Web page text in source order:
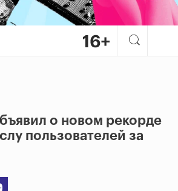
о новом рекорде
пользователей за